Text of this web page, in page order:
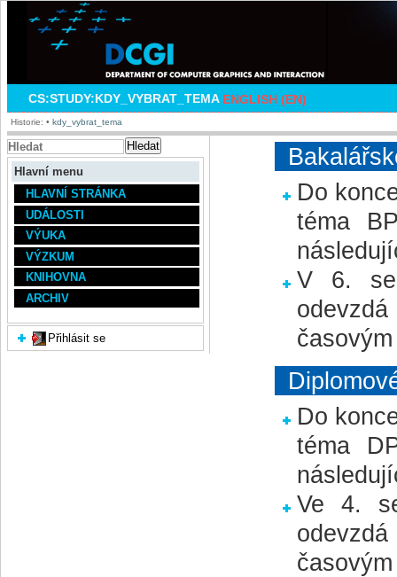
CS:STUDY:KDY_VYBRAT_TEMA ENGLISH (EN)
Historie: • kdy_vybrat_tema
Hledat
Hlavní menu
HLAVNÍ STRÁNKA
UDÁLOSTI
VÝUKA
VÝZKUM
KNIHOVNA
ARCHIV
Přihlásit se
Do
téma
V 6.
Do
téma
Ve 4.